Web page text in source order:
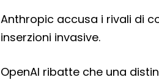
Anthropic accusa i rivali di
inserzioni invasive.
OpenAI ribatte che una